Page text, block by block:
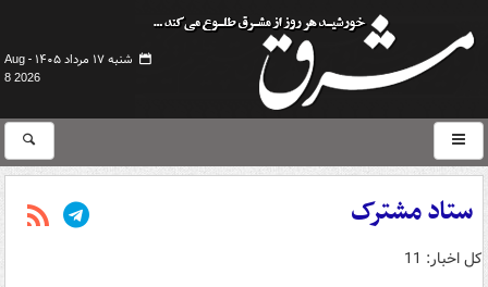
شنبه ۱۷ مرداد ۱۴۰۵ -
Aug
8 2026
ستاد مشترک
کل اخبار: 11